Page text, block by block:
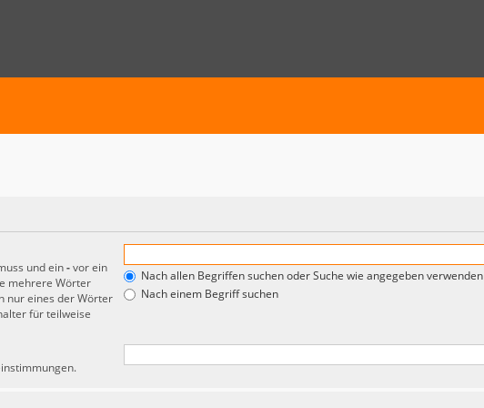
und ein-vor ein
mehrere Wörter
nur eines der Wörter
für teilweise
Nach allen Begriffen suchen oder Suche wie angegeben verwenden
Nach einem Begriff suchen